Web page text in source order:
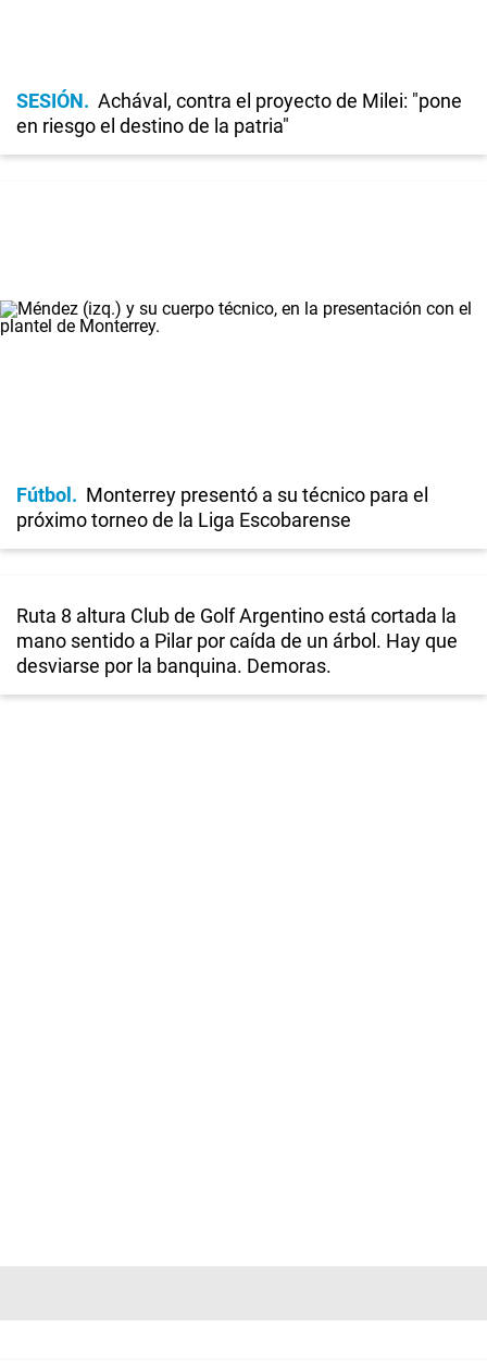
SESIÓN
Achával, contra el proyecto de Milei: "pone
en riesgo el destino de la patria"
Fútbol
Monterrey presentó a su técnico para el
próximo torneo de la Liga Escobarense
Ruta 8 altura Club de Golf Argentino está cortada la
mano sentido a Pilar por caída de un árbol. Hay que
desviarse por la banquina. Demoras.